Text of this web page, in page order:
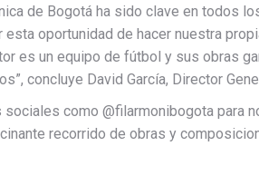
de Bogotá ha sido clave en todos
oportunidad de hacer nuestra
es un equipo de fútbol y sus obras
concluye David García, Director
como @filarmonibogota para
recorrido de obras y